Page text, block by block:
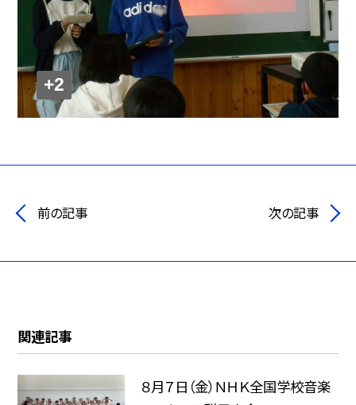
+2
前の記事 次の記事
関連記事
８月７日（金）ＮＨＫ全国学校音楽